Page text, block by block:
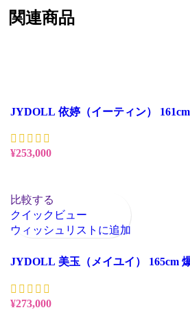
関連商品
JYDOLL 依婷（イーティン）
¥253,000
比較する
クイックビュー
ウィッシュリストに追加
JYDOLL 美玉（メイユイ） 165cm
¥273,000